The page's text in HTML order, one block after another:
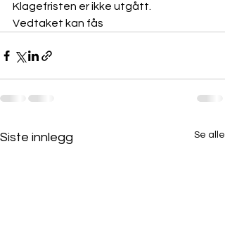
Klagefristen er ikke utgått.
Vedtaket kan fås
Siste innlegg Se alle